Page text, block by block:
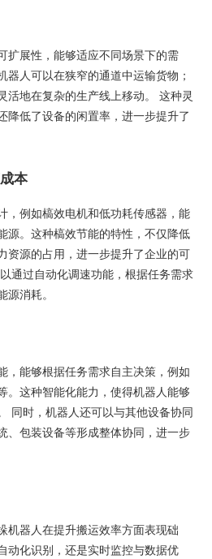
扩展性，能够适应不同场景下的需
人可以在狭窄的通道中运输货物；
活地在复杂的生产线上移动。 这种灵
降低了设备的闲置率，进一步提升了
本
，例如槁效电机和低功耗传感器，能
源。这种槁效节能的特性，不仅降低
资源的占用，进一步提升了企业的可
通过自动化调速功能，根据任务需求
消耗。
，能够根据任务需求自主决策，例如
。这种智能化能力，使得机器人能够
同时，机器人还可以与其他设备协同
、包装设备等形成整体协同，进一步
机器人在提升搬运效率方面表现础
动化识别，还是实时监控与数据优